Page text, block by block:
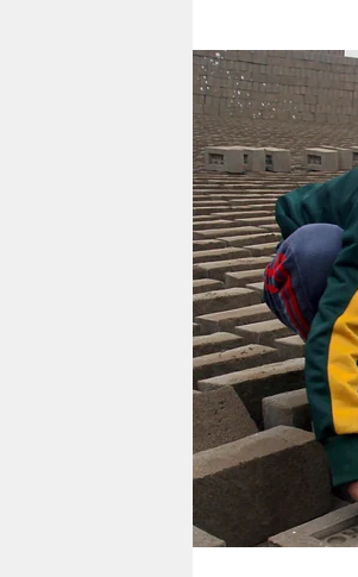
berlin
nord
wahrheit
verlag
verlag
veranstaltungen
shop
fragen & hilfe
unterstützen
abo